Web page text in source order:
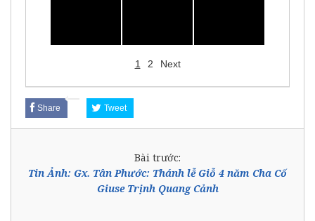
1 2 Next
Share Tweet
Bài trước:
Tin Ảnh: Gx. Tân Phước: Thánh lễ Giỗ 4 năm Cha Cố
Giuse Trịnh Quang Cảnh